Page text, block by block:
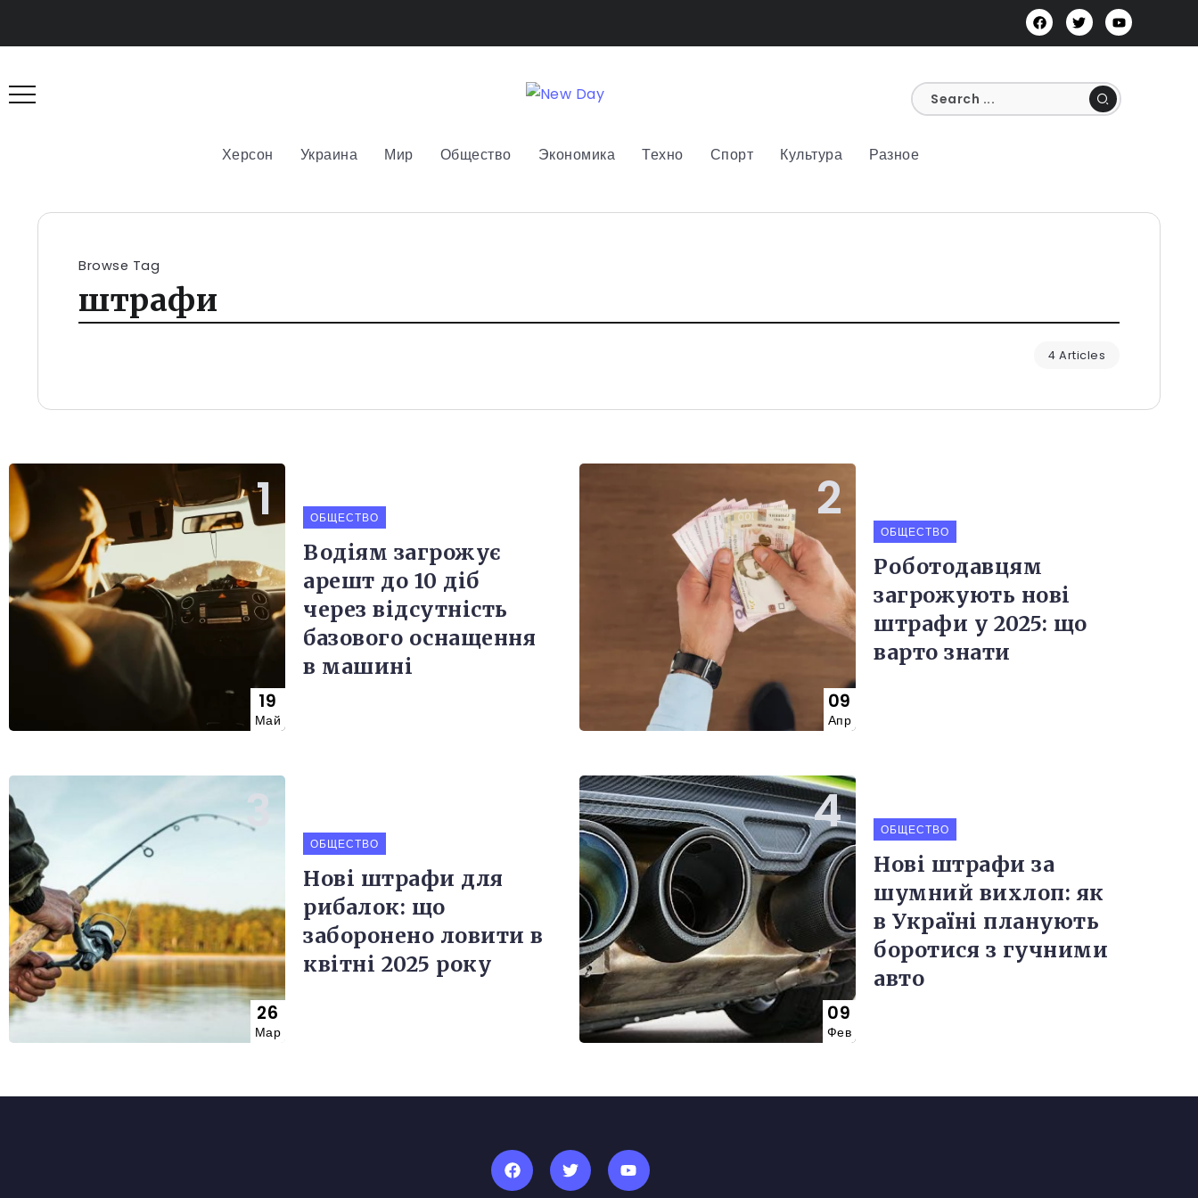
Херсон Украина Мир Общество Экономика Техно Спорт Культура Разное
Browse Tag
штрафи
4 Articles
19
Май
ОБЩЕСТВО
Водіям загрожує
арешт до 10 діб
через відсутність
базового оснащення
в машині
09
Апр
ОБЩЕСТВО
Роботодавцям
загрожують нові
штрафи у 2025: що
варто знати
26
Мар
ОБЩЕСТВО
Нові штрафи для
рибалок: що
заборонено ловити в
квітні 2025 року
09
Фев
ОБЩЕСТВО
Нові штрафи за
шумний вихлоп: як
в Україні планують
боротися з гучними
авто